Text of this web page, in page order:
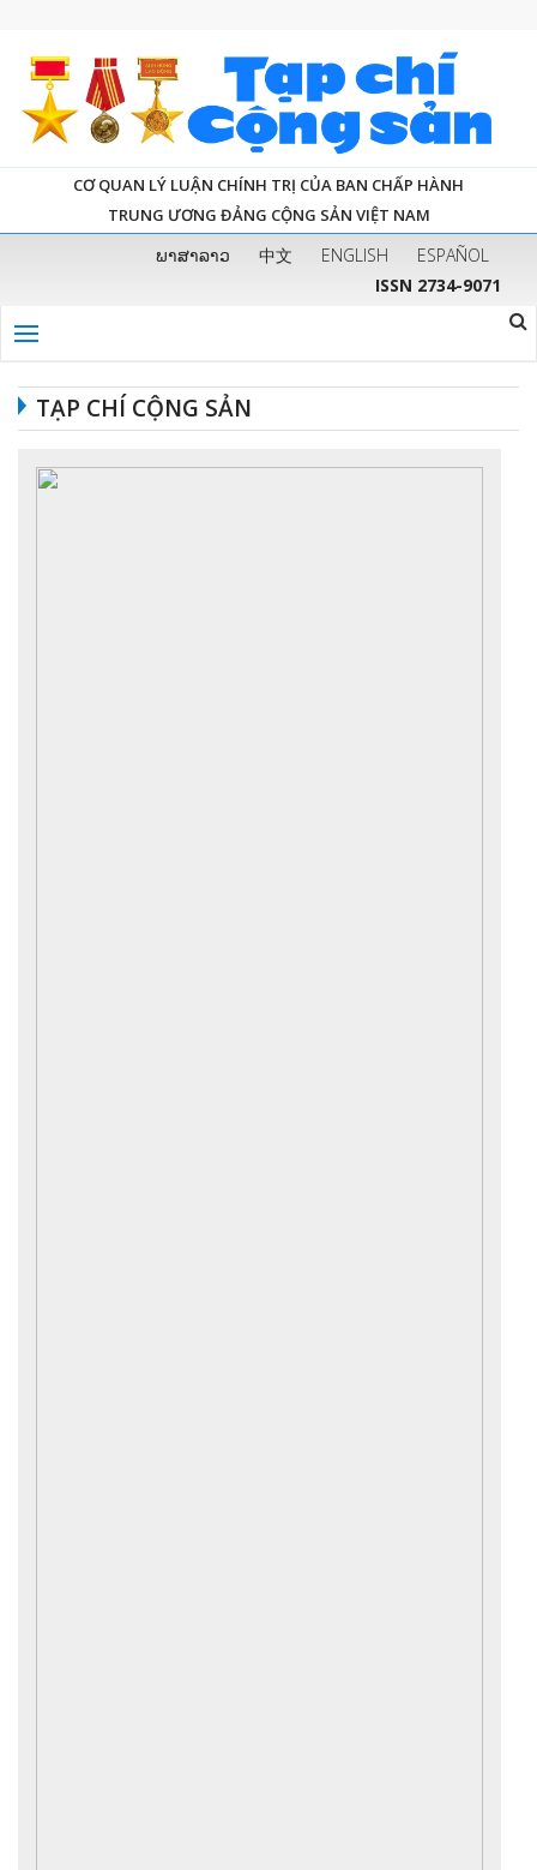
CƠ QUAN LÝ LUẬN CHÍNH TRỊ CỦA BAN CHẤP HÀNH
TRUNG ƯƠNG ĐẢNG CỘNG SẢN VIỆT NAM
ພາສາລາວ 中文 ENGLISH
ESPAÑOL
ISSN 2734-9071
TẠP CHÍ CỘNG SẢN